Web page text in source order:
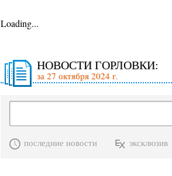
Loading...
НОВОСТИ ГОРЛОВКИ:
за 27 октября 2024 г.
последние новости эксклюзив